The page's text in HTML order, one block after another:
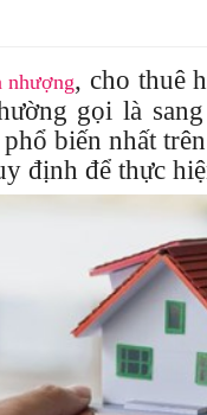
nhượng, cho thuê
gọi là
biến nhất
định để thực